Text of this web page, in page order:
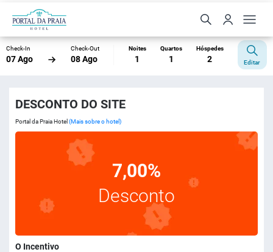
Check-In
07 Ago
Check-Out
08 Ago
Noites
1
Quartos
1
Hóspedes
2 Editar
DESCONTO DO SITE
Portal da Praia Hotel (Mais sobre o hotel)
7,00%
Desconto
O Incentivo